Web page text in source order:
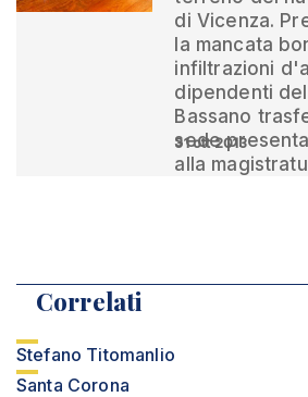
di Vicenza.
la mancata
infiltrazioni
dipendenti
Bassano
sede
alla
31 ott 2013
Correlati
Stefano Titomanlio
Santa Corona